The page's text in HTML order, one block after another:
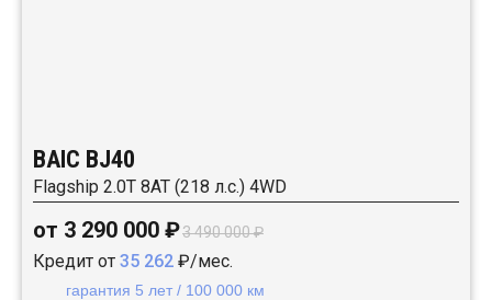
BAIC BJ40
Flagship 2.0T 8AT (218 л.с.) 4WD
от 3 290 000 ₽3 490 000 ₽
Кредит от 35 262 ₽/мес.
гарантия 5 лет / 100 000 км